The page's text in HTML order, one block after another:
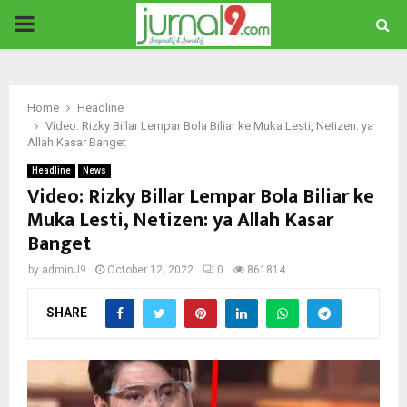
PRIMARY
Home
Headline
Video: Rizky Billar Lempar Bola Biliar ke Muka Lesti, Netizen: ya
Allah Kasar Banget
Headline News
Video: Rizky Billar Lempar Bola Biliar ke
Muka Lesti, Netizen: ya Allah Kasar
Banget
by adminJ9 October 12, 2022 0 861814
SHARE